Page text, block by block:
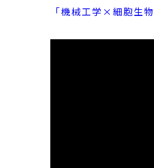
「機械工学×細胞生